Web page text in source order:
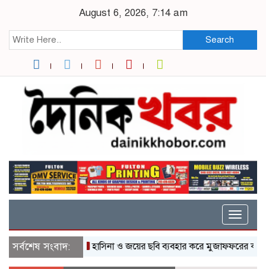
August 6, 2026, 7:14 am
Search
Toggle
সর্বশেষ সংবাদ:হাসিনা ও জয়ের ছবি ব্যবহার করে মুজাফফরের